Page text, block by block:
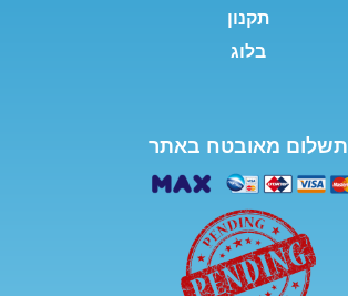
תקנון
בלוג
תשלום מאובטח באתר